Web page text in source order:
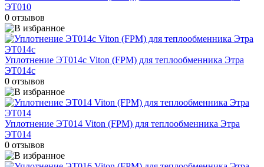
ЭТ010
0 отзывов
Уплотнение ЭТ014c Viton (FPM) для теплообменника Этра
ЭТ014c
0 отзывов
Уплотнение ЭТ014 Viton (FPM) для теплообменника Этра
ЭТ014
0 отзывов